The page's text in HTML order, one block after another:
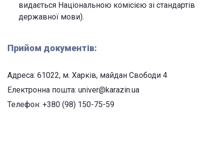
видається Національною комісією зі стандартів
державної мови).
Прийом документів:
Адреса: 61022, м. Харків, майдан Свободи 4
Електронна пошта: univer@karazin.ua
Телефон: +380 (98) 150-75-59